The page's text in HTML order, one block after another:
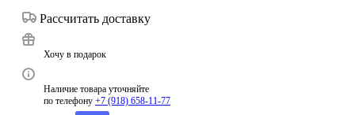
Рассчитать доставку
Хочу в подарок
Наличие товара уточняйте
по телефону +7 (918) 658-11-77